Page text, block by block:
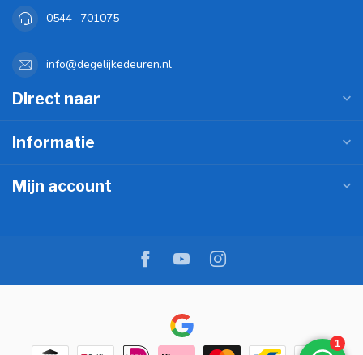
0544- 701075
info@degelijkedeuren.nl
Direct naar
Informatie
Mijn account